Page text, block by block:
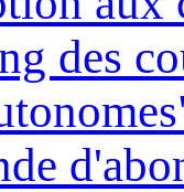
des